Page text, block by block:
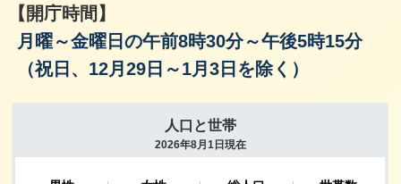
【開庁時間】
月曜～金曜日の午前8時30分～午後5時15分
（祝日、12月29日～1月3日を除く）